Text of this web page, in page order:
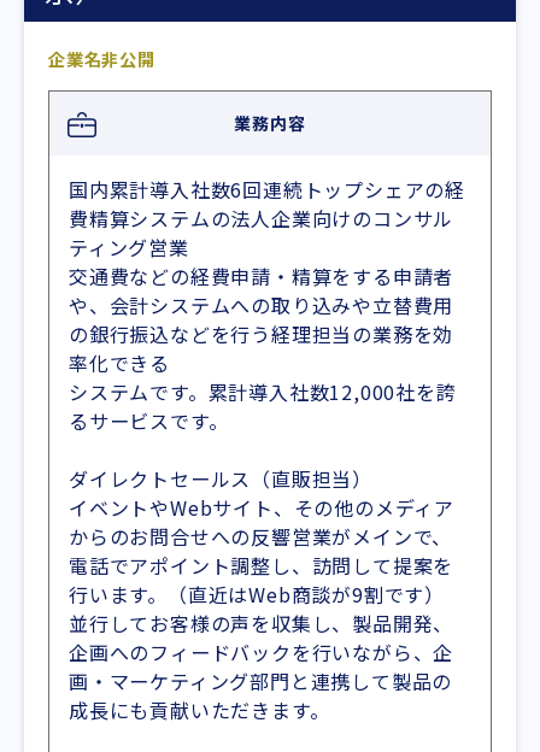
企業名非公開
業務内容
国内累計導入社数6回連続トップシェアの経
費精算システムの法人企業向けのコンサル
ティング営業
交通費などの経費申請・精算をする申請者
や、会計システムへの取り込みや立替費用
の銀行振込などを行う経理担当の業務を効
率化できる
システムです。累計導入社数12,000社を誇
るサービスです。
ダイレクトセールス（直販担当）
イベントやWebサイト、その他のメディア
からのお問合せへの反響営業がメインで、
電話でアポイント調整し、訪問して提案を
行います。（直近はWeb商談が9割です）
並行してお客様の声を収集し、製品開発、
企画へのフィードバックを行いながら、企
画・マーケティング部門と連携して製品の
成長にも貢献いただきます。